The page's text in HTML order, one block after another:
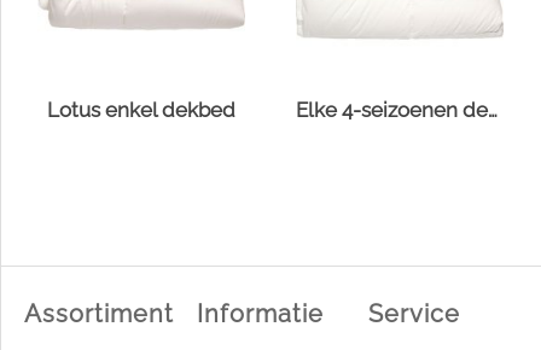
Lotus enkel dekbed Elke 4-seizoenen dekbed
Assortiment Informatie Service